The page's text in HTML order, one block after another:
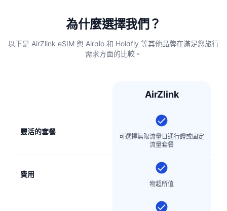
為什麼選擇我們？
以下是 AirZlink eSIM 與 Airalo 和 Holafly 等其他品牌在滿足您旅行
需求方面的比較。
AirZlink
靈活的套餐
可選擇無限流量日通行證或固定
流量套餐
費用
物超所值